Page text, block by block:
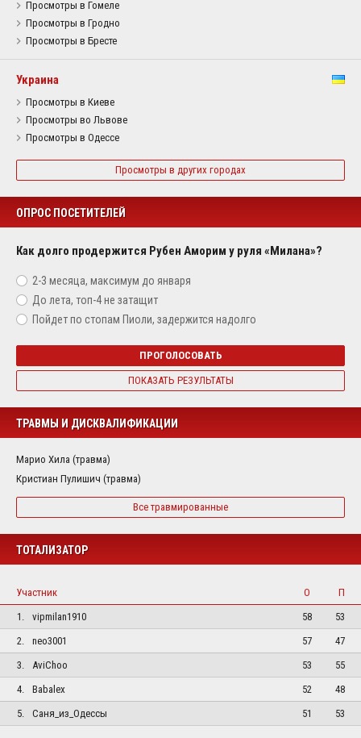
Просмотры в Гомеле
Просмотры в Гродно
Просмотры в Бресте
Украина
Просмотры в Киеве
Просмотры во Львове
Просмотры в Одессе
Просмотры в других городах
ОПРОС ПОСЕТИТЕЛЕЙ
Как долго продержится Рубен Аморим у руля «Милана»?
2-3 месяца, максимум до января
До лета, топ-4 не затащит
Пойдет по стопам Пиоли, задержится надолго
ПРОГОЛОСОВАТЬ
ПОКАЗАТЬ РЕЗУЛЬТАТЫ
ТРАВМЫ И ДИСКВАЛИФИКАЦИИ
Марио Хила (травма)
Кристиан Пулишич (травма)
Все травмированные
ТОТАЛИЗАТОР
Участник О
П
1.
vipmilan1910 58
53
2.
neo3001 57
47
3.
AviChoo 53
55
4.
Babalex 52
48
5.
Саня_из_Одессы 51 53